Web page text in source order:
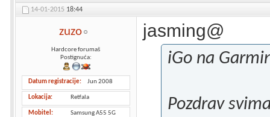
14-01-2015 18:44
zuzo
Hardcore forumaš
Postignuća:
Datum registracije Jun 2008
Lokacija Retfala
Mobitel Samsung A55 5G
jasming@
iGo na
Pozdrav